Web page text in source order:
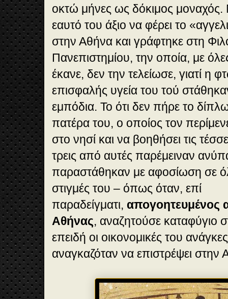
οκτώ μήνες ως δόκιμος
εαυτό του άξιο να φέρει το
στην Αθήνα και γράφτηκε στη
Πανεπιστημίου, την οποία, με
έκανε, δεν την τελείωσε, γιατί η
επισφαλής υγεία του τού
εμπόδια. Το ότι δεν πήρε το
πατέρα του, ο οποίος τον
στο νησί και να βοηθήσει τις
τρεις από αυτές παρέμειναν
παραστάθηκαν με αφοσίωση σε
στιγμές του – όπως όταν, επί
παραδείγματι, απογοητευμένος
Αθήνας, αναζητούσε καταφύγιο
επειδή οι οικονομικές του
αναγκαζόταν να επιστρέψει στην